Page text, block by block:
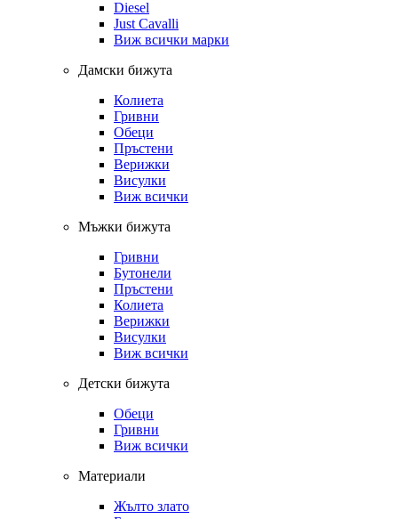
Diesel
Just Cavalli
Виж всички марки
Дамски бижута
Колиета
Гривни
Обеци
Пръстени
Верижки
Висулки
Виж всички
Мъжки бижута
Гривни
Бутонели
Пръстени
Колиета
Верижки
Висулки
Виж всички
Детски бижута
Обеци
Гривни
Виж всички
Материали
Жълто злато